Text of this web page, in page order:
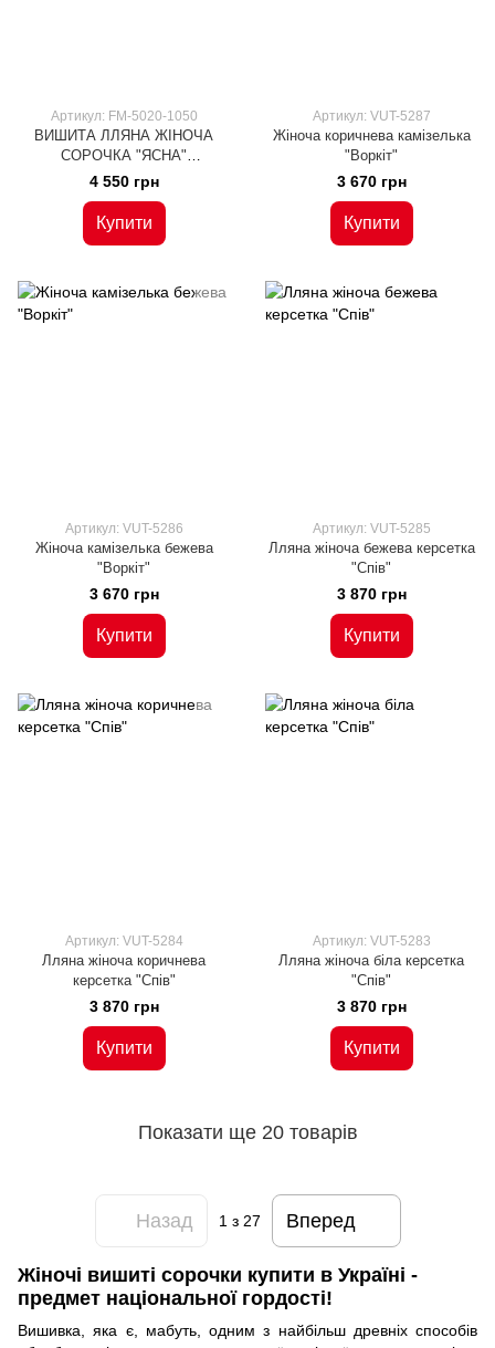
Артикул: FM-5020-1050
ВИШИТА ЛЛЯНА ЖІНОЧА
СОРОЧКА "ЯСНА"
БЛАКИТНОГО КОЛЬОРУ (FM-
Ж1402), 42(XS), льон
4 550 грн
Купити
Артикул: VUT-5287
Жіноча коричнева камізелька
"Воркіт"
3 670 грн
Купити
Артикул: VUT-5286
Жіноча камізелька бежева
"Воркіт"
3 670 грн
Купити
Артикул: VUT-5285
Лляна жіноча бежева керсетка
"Спів"
3 870 грн
Купити
Артикул: VUT-5284
Лляна жіноча коричнева
керсетка "Спів"
3 870 грн
Купити
Артикул: VUT-5283
Лляна жіноча біла керсетка
"Спів"
3 870 грн
Купити
Показати ще 20 товарів
Назад 1 з 27 Вперед
Жіночі вишиті сорочки купити в Україні -
предмет національної гордості!
Вишивка, яка є, мабуть, одним з найбільш древніх способів